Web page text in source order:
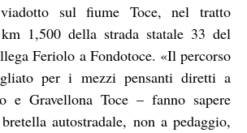
sul fiume Toce, nel tratto
1,500 della strada statale 33 del
Feriolo a Fondotoce. «Il percorso
per i mezzi pensanti diretti a
e Gravellona Toce – fanno sapere
autostradale, non a pedaggio,